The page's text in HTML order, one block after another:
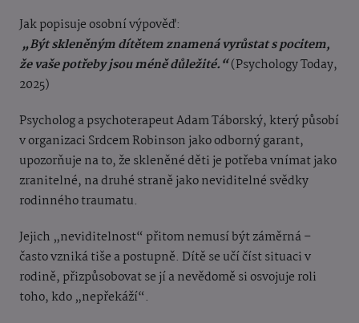
Jak popisuje osobní výpověď:
„Být skleněným dítětem znamená vyrůstat s pocitem,
že vaše potřeby jsou méně důležité.“(Psychology Today,
2025)
Psycholog a psychoterapeut Adam Táborský, který působí
v organizaci Srdcem Robinson jako odborný garant,
upozorňuje na to, že skleněné děti je potřeba vnímat jako
zranitelné, na druhé straně jako neviditelné svědky
rodinného traumatu.
Jejich „neviditelnost“ přitom nemusí být záměrná –
často vzniká tiše a postupně. Dítě se učí číst situaci v
rodině, přizpůsobovat se jí a nevědomě si osvojuje roli
toho, kdo „nepřekáží“.